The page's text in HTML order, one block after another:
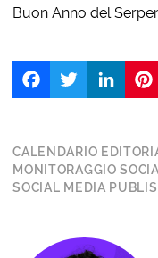
Buon Anno del
CALENDARIO
MONITORAGGIO
SOCIAL MEDIA